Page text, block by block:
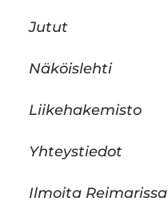
Jutut
Näköislehti
Liikehakemisto
Yhteystiedot
Ilmoita Reimarissa